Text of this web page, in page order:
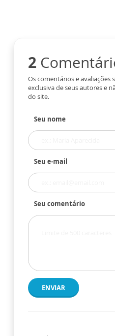
2
Os comentários e avaliações
exclusiva de seus autores e
do site.
Seu nome
Seu e-mail
Seu comentário
ENVIAR